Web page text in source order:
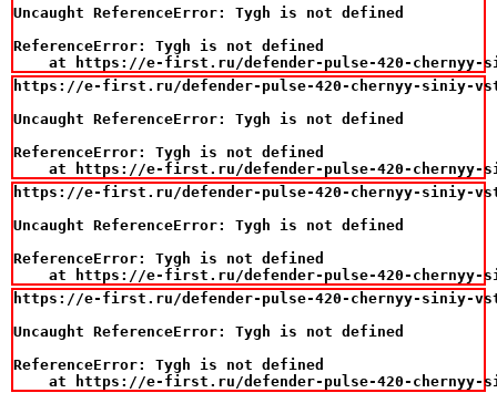
Uncaught ReferenceError: Tygh is not defined
ReferenceError: Tygh is not defined
at https://e-first.ru/defender-pulse-420-chernyy-
https://e-first.ru/defender-pulse-420-chernyy-siniy-
Uncaught ReferenceError: Tygh is not defined
ReferenceError: Tygh is not defined
at https://e-first.ru/defender-pulse-420-chernyy-
https://e-first.ru/defender-pulse-420-chernyy-siniy-
Uncaught ReferenceError: Tygh is not defined
ReferenceError: Tygh is not defined
at https://e-first.ru/defender-pulse-420-chernyy-
https://e-first.ru/defender-pulse-420-chernyy-siniy-
Uncaught ReferenceError: Tygh is not defined
ReferenceError: Tygh is not defined
at https://e-first.ru/defender-pulse-420-chernyy-